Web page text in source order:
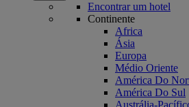
Encontrar um hotel
Continente
Africa
Ásia
Europa
Médio Oriente
América Do
América Do Sul
Austrália-